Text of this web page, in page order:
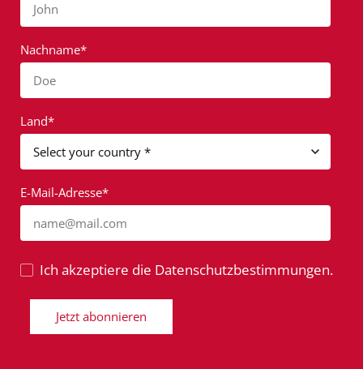
John
Nachname*
Doe
Land*
E-Mail-Adresse*
name@mail.com
Ich akzeptiere die Datenschutzbestimmungen.
Jetzt abonnieren